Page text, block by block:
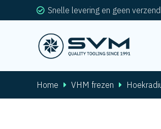
Snelle levering en geen
Home VHM frezen